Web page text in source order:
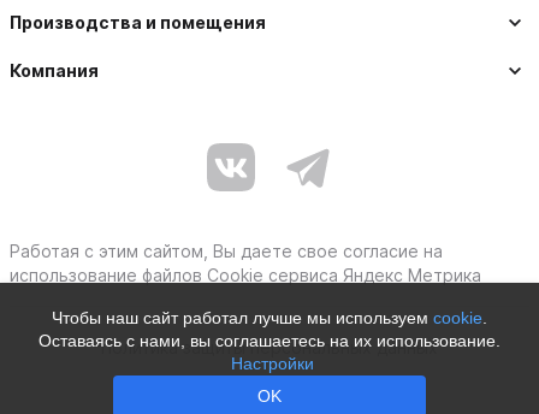
Чтобы наш сайт работал лучше мы используем cookie
Оставаясь с нами, вы соглашаетесь на их использование.
Настройки
OK
Производства и помещения
Компания
Работая с этим сайтом, Вы даете свое согласие на
использование файлов Cookie сервиса Яндекс Метрика
Политика защиты персональных данных
Moby © 2012–2026